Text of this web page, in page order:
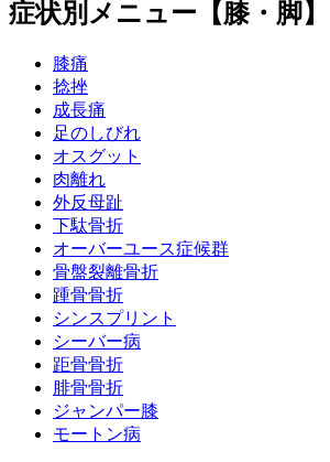
症状別メニュー【膝・脚】
膝痛
捻挫
成長痛
足のしびれ
オスグット
肉離れ
外反母趾
下駄骨折
オーバーユース症候群
骨盤裂離骨折
踵骨骨折
シンスプリント
シーバー病
距骨骨折
腓骨骨折
ジャンパー膝
モートン病